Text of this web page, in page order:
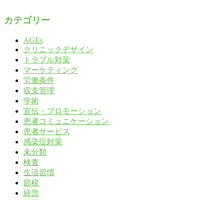
カテゴリー
AGEs
クリニックデザイン
トラブル対策
マーケティング
労働条件
収支管理
学術
宣伝・プロモーション
患者コミュニケーション
患者サービス
感染症対策
未分類
検査
生活習慣
節税
経営